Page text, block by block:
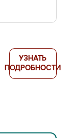
УЗНАТЬ
ПОДРОБНОСТИ